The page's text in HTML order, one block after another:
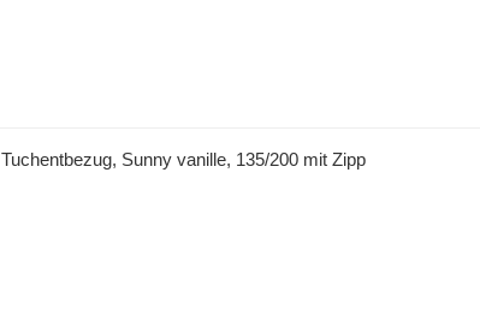
Tuchentbezug, Sunny vanille, 135/200 mit Zipp